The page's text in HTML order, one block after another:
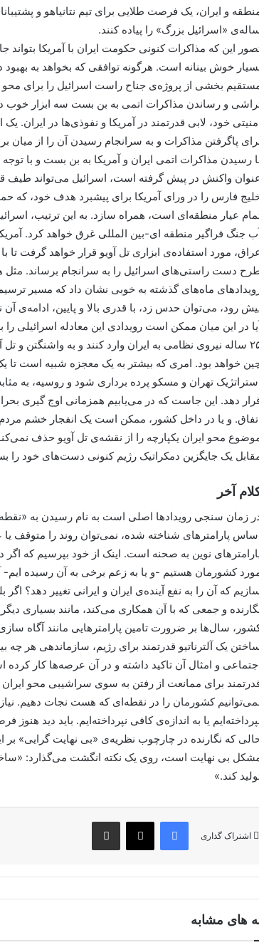
و ایران، یک فرصت طلایی برای تیم نتانیاهو و
«اسرائیل بزرگ» را پیاده کنند.
این که مذاکرات کنونی حکومت ایران با آمریکا بتواند
خوش بینانه است. هرگونه توافقی که بخواهد به بهبود
بخشی از پروژه‌ی جناح راست اسرائیل را برای محو
و رساندن مذاکرات اتمی به بن بست سه ابزار خوب
خود، لابی قدرتمند در آمریکا و نفوذی‌ها در
پاگرفتن مذاکرات و به سرانجام رسیدن آن را از میان
رسیدن مذاکرات اتمی ایران و آمریکا به بن بست و با
واکنش در پیش گرفته است، اسرائیل می‌تواند
فارس را در ورای آمریکا برای پیشبرد هدف خود، که
عیار منطقه‌ای است، همراه سازد. به این ترتیب،
جنگ فراگیر منطقه ای-بین المللی غرق خواهد کرد.
مورد استفاده‌ی ابزاری تل آویو قرار خواهد گرفت
دست راستی‌های اسرائیل را به سرانجام برساند. مثل
ماه‌های گذشته به خوبی نشان داد که مسیر
رود، می‌توان حدس زد، با قدری بالا و پایین، ادامه‌ی
در این میان ممکن است رویدادی این معادله اسرائیلی
۲۵ ساله نیروی نظامی به ایران وارد کنند و به واشنگتن و
خواهد بود. امری که بیشتر به یک معجزه شبیه است تا
تهران و مسکو پرده برداری شود و روسیه، به
دهد. این جاست که در می‌یابیم همزمانی اوج گیری
و یا در داخل کشور، ممکن است یک انفجار خشم مردم
محو ایران یکپارچه را از نقشه‌ی تل آویو حذف
یک جایگزین دمکراتیک رژیم کنونی دست‌های خود را
آخر
زمان سنجی رویدادها اصلی است به نام رسیدن به
پارامترهای شناخته شده، نمی‌توان روند را متوقف
نوین به صحنه است. اینک از خود بپرسیم که
کشورمان هستیم -و یا به زعم برخی به آن رسیده ایم-
که آن را به نفع آینده‌ی ایران و ایرانی تغییر دهد؟
و جمعی که با آن همکاری می‌کند، مانند بسیاری دیگر
سال‌ها بر ضرورت تامین پارامترهایی مانند آگاه
یک آلترناتیو قدرتمند برای رژیم، سازماندهی هر
و امثال آن تاکید داشته و در آن عرصه‌ها کار
برای ممانعت از رفتن به سوی سراشیبی محو
کشورمان را در نقطه‌ای که هست نجات دهیم. نیاز
یا به اندازه‌ی کافی نپرداخته‌ایم. باید دید
که نگارنده در چارچوب نظریه‌ی «بی نهایت گرایی»
بی نهایت است، روی یک نکته انگشت می‌گذارد:
کند.»
اشتراک گذاری
فیس بوک X اشتراک گذاری از طریق ایمیل
های مشابه